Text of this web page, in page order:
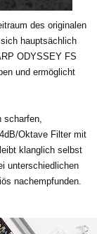
des originalen
hauptsächlich
ODYSSEY FS
und ermöglicht
Oktave Filter mit
klanglich selbst
unterschiedlichen
nachempfunden.